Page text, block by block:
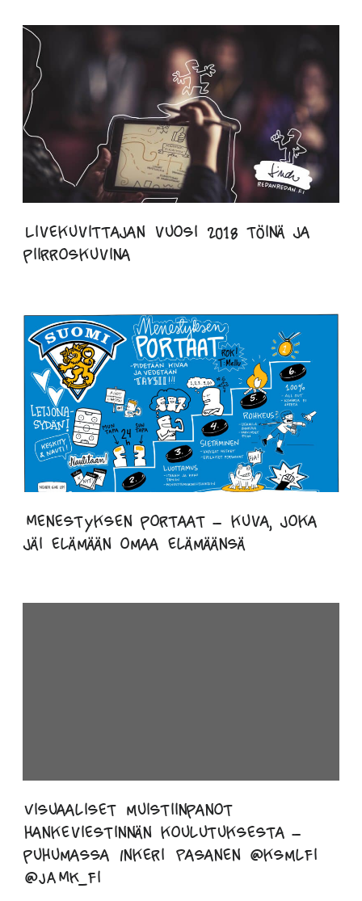
Livekuvittajan vuosi 2018 töinä ja
piirroskuvina
Menestyksen portaat – kuva, joka
jäi elämään omaa elämäänsä
Visuaaliset muistiinpanot
hankeviestinnän koulutuksesta –
puhumassa Inkeri Pasanen @ksmlfi
@JAMK_fi